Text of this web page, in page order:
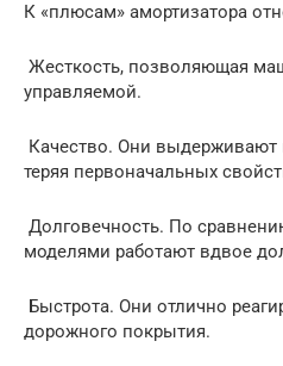
К «плюсам» амортизатора
Жесткость, позволяющая
управляемой.
Качество. Они выдерживают
теряя первоначальных
Долговечность. По
моделями работают вдвое
Быстрота. Они отлично
дорожного покрытия.